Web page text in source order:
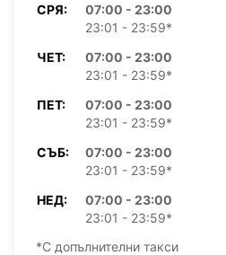
СРЯ:
07:00 - 23:00
23:01 - 23:59*
ЧЕТ:
07:00 - 23:00
23:01 - 23:59*
ПЕТ:
07:00 - 23:00
23:01 - 23:59*
СЪБ:
07:00 - 23:00
23:01 - 23:59*
НЕД:
07:00 - 23:00
23:01 - 23:59*
*С допълнителни такси